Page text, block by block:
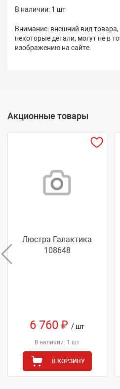
В наличии: 1 шт
Внимание: внешний вид товара,
некоторые детали, могут не в
изображению на сайте.
Акционные товары
Люстра Галактика
108648
6 760 ₽/ шт
В наличии: 1 шт
В КОРЗИНУ